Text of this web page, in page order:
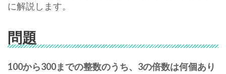
に解説します。
問題
100から300までの整数のうち、3の倍数は何個あり